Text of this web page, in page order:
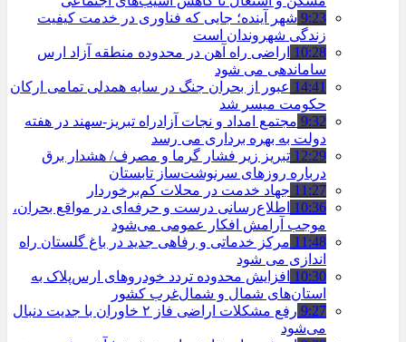
9:23 شهر آینده؛ جایی که فناوری در خدمت کیفیت
زندگی شهروندان است
10:28 اراضی راه آهن در محدوده منطقه آزاد ارس
ساماندهی می شود
14:41 عبور از بحران جنگ در سایه همدلی تمامی ارکان
حکومت میسر شد
9:32 مجتمع امداد و نجات آزادراه تبریز-سهند در هفته
دولت به بهره ‌برداری می‌ رسد
12:29 تبریز زیر فشار گرما و مصرف/ هشدار برق
درباره روزهای سرنوشت‌ساز تابستان
11:27 جهاد خدمت در محلات کم‌برخوردار
10:36 اطلاع‌رسانی درست و حرفه‌ای در مواقع بحران،
موجب آرامش افکار عمومی می‌شود
11:48 مرکز خدماتی و رفاهی جدید در باغ گلستان راه
اندازی می شود
10:30 افزایش محدوده تردد خودروهای ارس‌پلاک به
استان‌های شمال و شمال‌غرب کشور
9:27
رفع مشکلات اراضی فاز ۲ خاوران با جدیت دنبال
می‌شود